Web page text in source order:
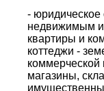
- юридическое
недвижимым
квартиры и
коттеджи -
магазины,